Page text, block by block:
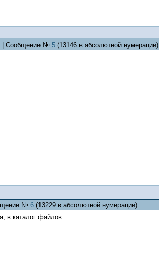
| Сообщение № 5 (13146 в абсолютной нумерации)
№ 6 (13229 в абсолютной нумерации)
в каталог файлов